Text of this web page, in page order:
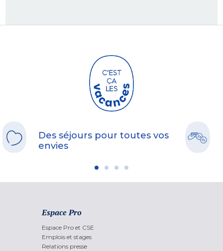
Des séjours pour toutes vos
envies
Espace Pro
Espace Pro et CSE
Emplois et stages
Relations presse